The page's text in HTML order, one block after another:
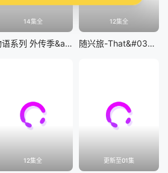
14集全
物语系列 外传季&amp;怪物季
12集全
随兴旅-That&#039;s Journey-
12集全 更新至01集